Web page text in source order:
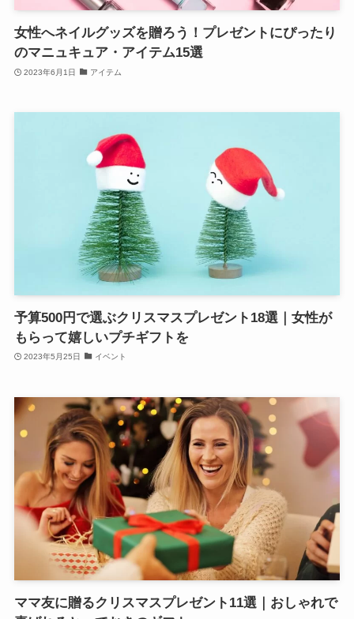
女性へネイルグッズを贈ろう！プレゼントにぴったり
のマニュキュア・アイテム15選
2023年6月1日 アイテム
予算500円で選ぶクリスマスプレゼント18選｜女性が
もらって嬉しいプチギフトを
2023年5月25日 イベント
ママ友に贈るクリスマスプレゼント11選｜おしゃれで